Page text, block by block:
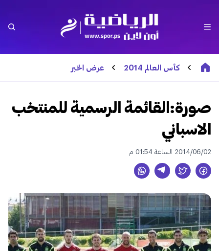
كأس العالم 2014 عرض الخبر
صورة:القائمة الرسمية للمنتخب
الاسباني
2014/06/02 الساعة 01:54 م